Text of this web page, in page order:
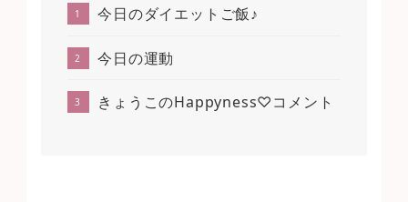
今日のダイエットご飯♪
今日の運動
きょうこのHappyness♡コメント